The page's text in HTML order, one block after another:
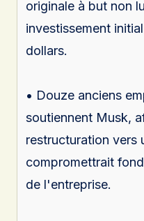
originale à but non
investissement
dollars.
• Douze anciens
soutiennent Musk,
restructuration vers
compromettrait
de l'entreprise.